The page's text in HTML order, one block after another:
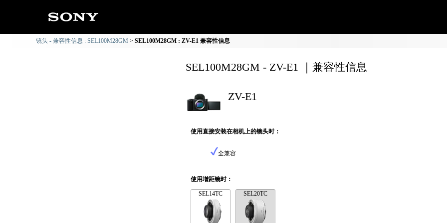
镜头 - 兼容性信息 : SEL100M28GM SEL100M28GM : ZV-E1 兼容性信息
SEL100M28GM - ZV-E1 ｜兼容性信息
ZV-E1
使用直接安装在相机上的镜头时：
全兼容
使用增距镜时：
SEL14TC SEL20TC